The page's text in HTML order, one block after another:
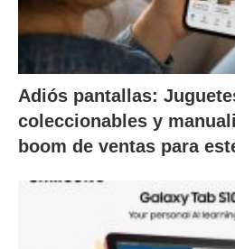
Adiós pantallas:
coleccionables y
boom de ventas para